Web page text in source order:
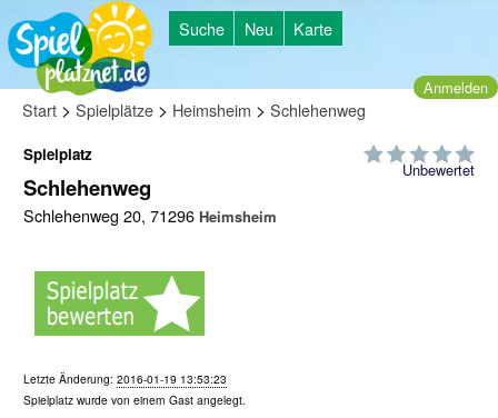
Suche Neu Karte
Anmelden
Start > Spielplätze > Heimsheim > Schlehenweg
Unbewertet
Spielplatz
Schlehenweg
Schlehenweg 20, 71296 Heimsheim
Letzte Änderung: 2016-01-19 13:53:23
Spielplatz wurde von einem Gast angelegt.